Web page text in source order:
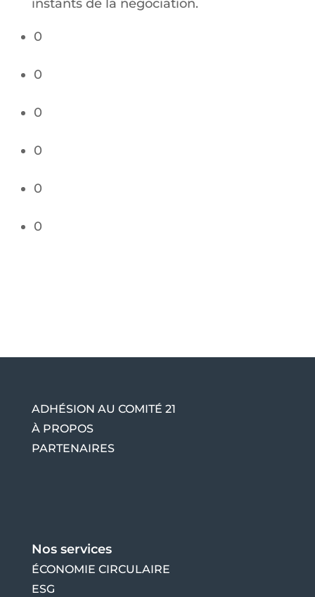
instants de la négociation.
0
0
0
0
0
0
ADHÉSION AU COMITÉ 21
À PROPOS
PARTENAIRES
Nos services
ÉCONOMIE CIRCULAIRE
ESG